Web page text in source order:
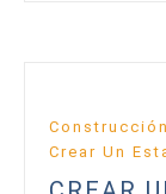
Crear Un